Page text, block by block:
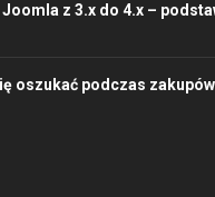
z 3.x do 4.x –
oszukać podczas